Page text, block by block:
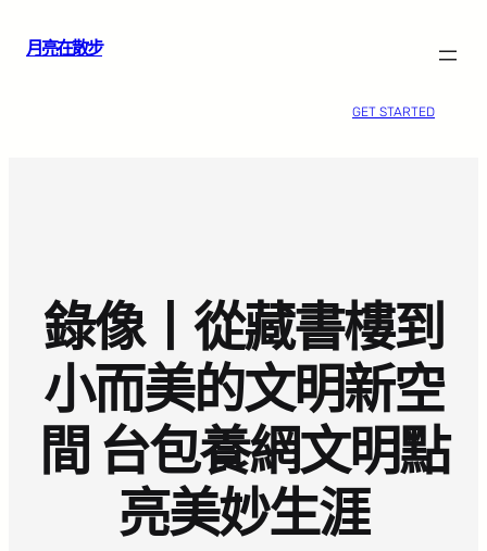
月亮在散步
GET STARTED
錄像丨從藏書樓到
小而美的文明新空
間 台包養網文明點
亮美妙生涯